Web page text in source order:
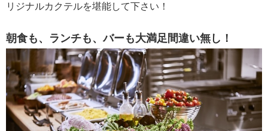
リジナルカクテルを堪能して下さい！
朝食も、ランチも、バーも大満足間違い無し！